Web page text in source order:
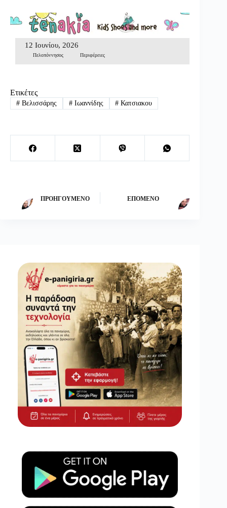
12 Ιουνίου, 2026
Πελοπόννησος Περιφέρειες
Ετικέτες
#Βελισσάρης #Ιωαννίδης # Κατσιακου
ΠΡΟΗΓΟΎΜΕΝΟ ΕΠΌΜΕΝΟ